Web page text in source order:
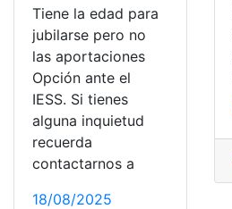
Tiene la edad para
jubilarse pero no
las aportaciones
Opción ante el
IESS. Si tienes
alguna inquietud
recuerda
contactarnos a
18/08/2025